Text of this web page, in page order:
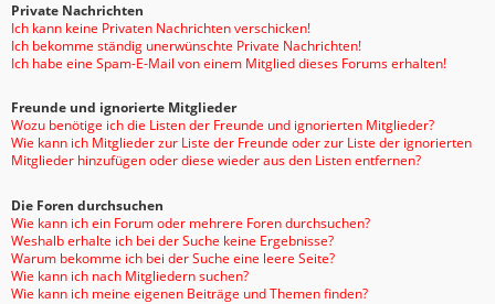
Private Nachrichten
Ich kann keine Privaten Nachrichten verschicken!
Ich bekomme ständig unerwünschte Private Nachrichten!
Ich habe eine Spam-E-Mail von einem Mitglied dieses Forums erhalten!
Freunde und ignorierte Mitglieder
Wozu benötige ich die Listen der Freunde und ignorierten Mitglieder?
Wie kann ich Mitglieder zur Liste der Freunde oder zur Liste der ignorierten
Mitglieder hinzufügen oder diese wieder aus den Listen entfernen?
Die Foren durchsuchen
Wie kann ich ein Forum oder mehrere Foren durchsuchen?
Weshalb erhalte ich bei der Suche keine Ergebnisse?
Warum bekomme ich bei der Suche eine leere Seite?
Wie kann ich nach Mitgliedern suchen?
Wie kann ich meine eigenen Beiträge und Themen finden?